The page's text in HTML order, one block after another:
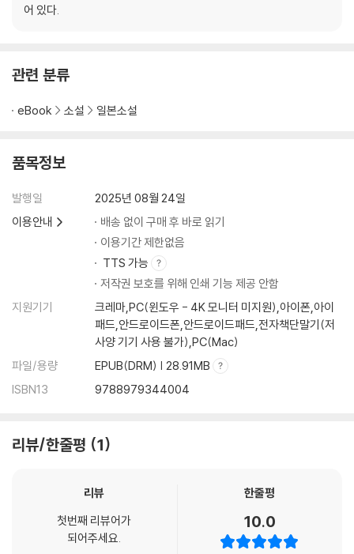
어 있다.
관련 분류
eBook 소설 일본소설
품목정보
발행일
2025년 08월 24일
이용안내
배송 없이 구매 후 바로 읽기
이용기간 제한없음
TTS 가능
저작권 보호를 위해 인쇄 기능 제공 안함
지원기기
크레마,PC(윈도우 - 4K 모니터 미지원),아이폰,아이
패드,안드로이드폰,안드로이드패드,전자책단말기(저
사양 기기 사용 불가),PC(Mac)
파일/용량
EPUB(DRM) | 28.91MB
ISBN13
9788979344004
리뷰/한줄평 1
리뷰
첫번째 리뷰어가
되어주세요.
한줄평
10.0